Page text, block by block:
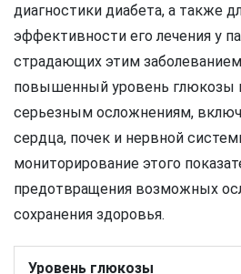
диагностики диабета, а также
эффективности его лечения у
страдающих этим
повышенный уровень глюкозы
серьезным осложнениям,
сердца, почек и нервной
мониторирование этого
предотвращения возможных
сохранения здоровья.
Уровень глюкозы